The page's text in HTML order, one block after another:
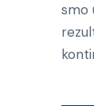
smo